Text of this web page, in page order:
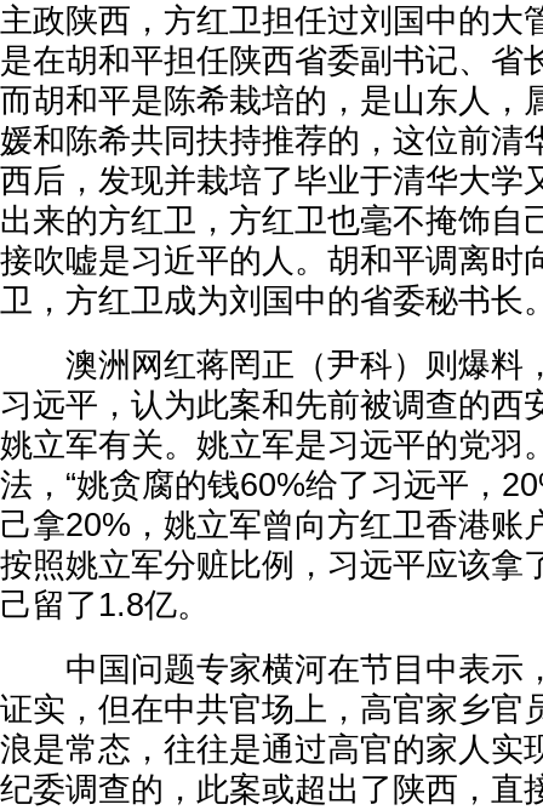
主政陕西，方红卫担任过刘国中的大
是在胡和平担任陕西省委副书记、省
而胡和平是陈希栽培的，是山东人，
媛和陈希共同扶持推荐的，这位前清
西后，发现并栽培了毕业于清华大学
出来的方红卫，方红卫也毫不掩饰自
接吹嘘是习近平的人。胡和平调离时
卫，方红卫成为刘国中的省委秘书长
澳洲网红蒋罔正（尹科）则爆料
习远平，认为此案和先前被调查的西
姚立军有关。姚立军是习远平的党羽
法，“姚贪腐的钱60%给了习远平，
己拿20%，姚立军曾向方红卫香港账
按照姚立军分赃比例，习远平应该拿
己留了1.8亿。
中国问题专家横河在节目中表示
证实，但在中共官场上，高官家乡官
浪是常态，往往是通过高官的家人实
纪委调查的，此案或超出了陕西，直